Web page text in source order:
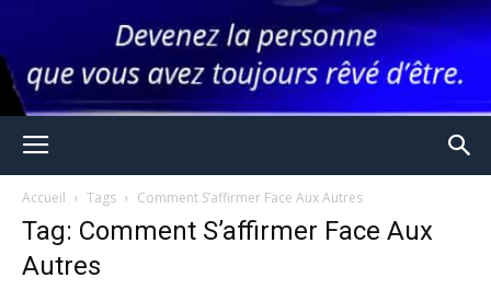
Accueil Tags Comment S’affirmer Face Aux Autres
Tag: Comment S’affirmer Face Aux
Autres